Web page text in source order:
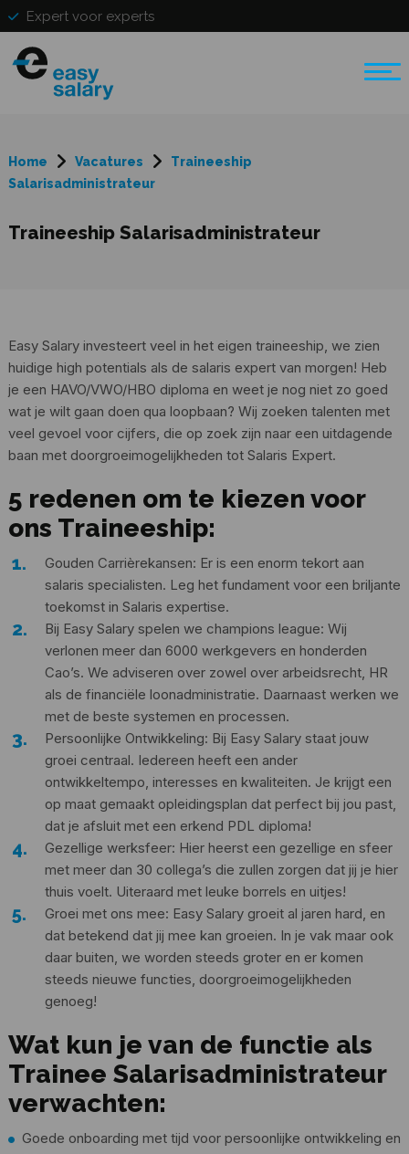
Expert voor experts
Home Vacatures
Traineeship
Salarisadministrateur
Traineeship Salarisadministrateur
Easy Salary investeert veel in het eigen traineeship, we zien
huidige high potentials als de salaris expert van morgen! Heb
je een HAVO/VWO/HBO diploma en weet je nog niet zo goed
wat je wilt gaan doen qua loopbaan? Wij zoeken talenten met
veel gevoel voor cijfers, die op zoek zijn naar een uitdagende
baan met doorgroeimogelijkheden tot Salaris Expert.
5 redenen om te kiezen voor
ons Traineeship:
Gouden Carrièrekansen: Er is een enorm tekort aan
salaris specialisten. Leg het fundament voor een briljante
toekomst in Salaris expertise.
Bij Easy Salary spelen we champions league: Wij
verlonen meer dan 6000 werkgevers en honderden
Cao’s. We adviseren over zowel over arbeidsrecht, HR
als de financiële loonadministratie. Daarnaast werken we
met de beste systemen en processen.
Persoonlijke Ontwikkeling: Bij Easy Salary staat jouw
groei centraal. Iedereen heeft een ander
ontwikkeltempo, interesses en kwaliteiten. Je krijgt een
op maat gemaakt opleidingsplan dat perfect bij jou past,
dat je afsluit met een erkend PDL diploma!
Gezellige werksfeer: Hier heerst een gezellige en sfeer
met meer dan 30 collega’s die zullen zorgen dat jij je hier
thuis voelt. Uiteraard met leuke borrels en uitjes!
Groei met ons mee: Easy Salary groeit al jaren hard, en
dat betekend dat jij mee kan groeien. In je vak maar ook
daar buiten, we worden steeds groter en er komen
steeds nieuwe functies, doorgroeimogelijkheden
genoeg!
Wat kun je van de functie als
Trainee Salarisadministrateur
verwachten:
Goede onboarding met tijd voor persoonlijke ontwikkeling en